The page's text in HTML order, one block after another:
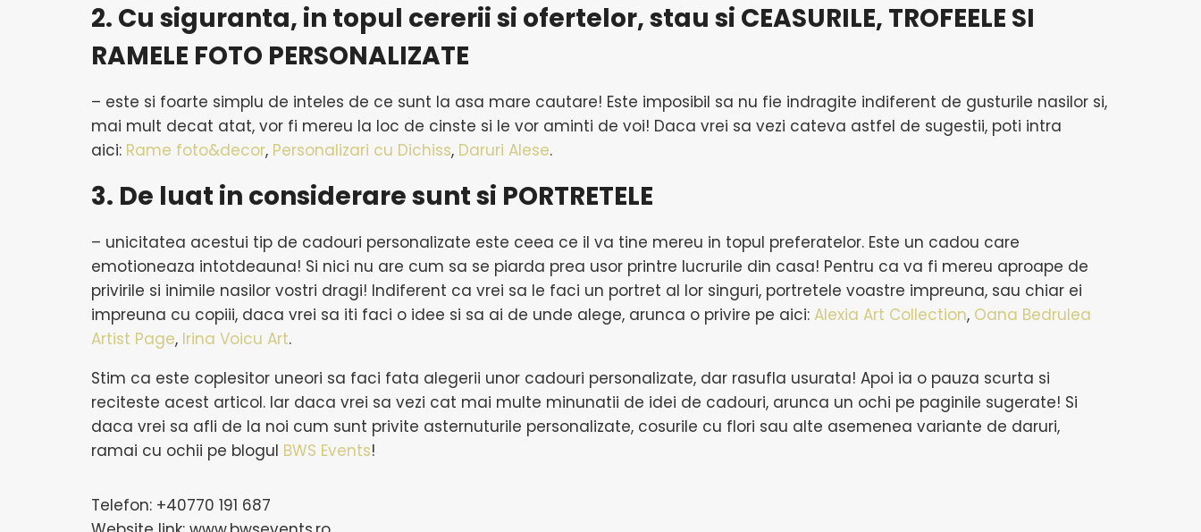
2. Cu siguranta, in topul cererii si ofertelor, stau si CEASURILE, TROFEELE SI
RAMELE FOTO PERSONALIZATE
– este si foarte simplu de inteles de ce sunt la asa mare cautare! Este imposibil sa nu fie indragite indiferent de gusturile nasilor si,
mai mult decat atat, vor fi mereu la loc de cinste si le vor aminti de voi! Daca vrei sa vezi cateva astfel de sugestii, poti intra
aici: Rame foto&decor, Personalizari cu Dichiss, Daruri Alese.
3. De luat in considerare sunt si PORTRETELE
– unicitatea acestui tip de cadouri personalizate este ceea ce il va tine mereu in topul preferatelor. Este un cadou care
emotioneaza intotdeauna! Si nici nu are cum sa se piarda prea usor printre lucrurile din casa! Pentru ca va fi mereu aproape de
privirile si inimile nasilor vostri dragi! Indiferent ca vrei sa le faci un portret al lor singuri, portretele voastre impreuna, sau chiar ei
impreuna cu copiii, daca vrei sa iti faci o idee si sa ai de unde alege, arunca o privire pe aici: Alexia Art Collection, Oana Bedrulea
Artist Page, Irina Voicu Art.
Stim ca este coplesitor uneori sa faci fata alegerii unor cadouri personalizate, dar rasufla usurata! Apoi ia o pauza scurta si
reciteste acest articol. Iar daca vrei sa vezi cat mai multe minunatii de idei de cadouri, arunca un ochi pe paginile sugerate! Si
daca vrei sa afli de la noi cum sunt privite asternuturile personalizate, cosurile cu flori sau alte asemenea variante de daruri,
ramai cu ochii pe blogul BWS Events!
Telefon: +40770 191 687